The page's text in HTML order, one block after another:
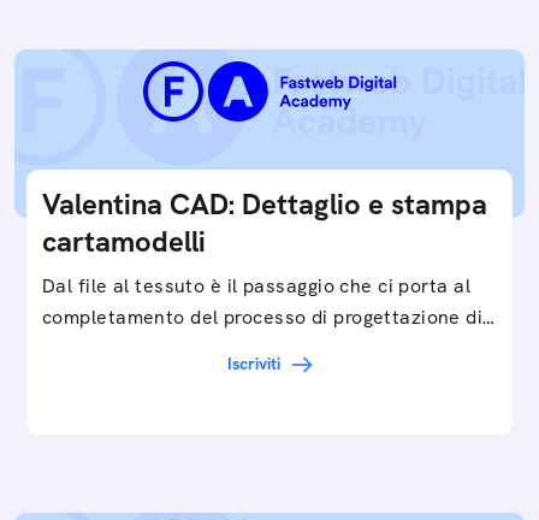
Valentina CAD: Dettaglio e stampa
cartamodelli
Dal file al tessuto è il passaggio che ci porta al
completamento del processo di progettazione di
Iscriviti